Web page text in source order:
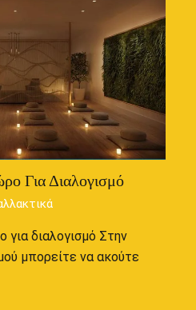
Για Διαλογισμό
για διαλογισμό Στην
μπορείτε να ακούτε